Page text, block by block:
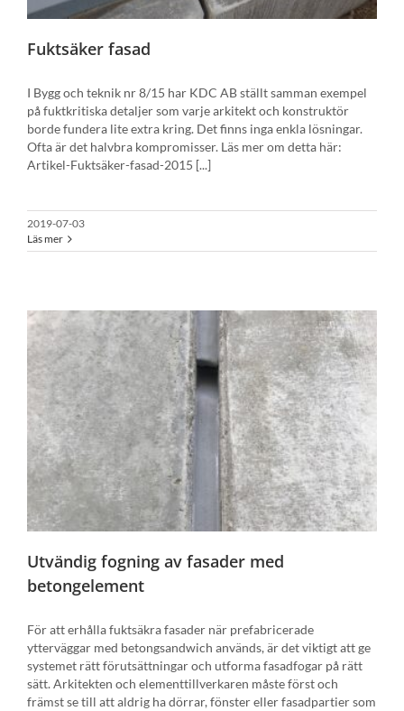
Fuktsäker fasad
I Bygg och teknik nr 8/15 har KDC AB ställt samman exempel
på fuktkritiska detaljer som varje arkitekt och konstruktör
borde fundera lite extra kring. Det finns inga enkla lösningar.
Ofta är det halvbra kompromisser. Läs mer om detta här:
Artikel-Fuktsäker-fasad-2015 [...]
2019-07-03
Läs mer
Utvändig fogning av fasader med
betongelement
För att erhålla fuktsäkra fasader när prefabricerade
ytterväggar med betongsandwich används, är det viktigt att ge
systemet rätt förutsättningar och utforma fasadfogar på rätt
sätt. Arkitekten och elementtillverkaren måste först och
främst se till att aldrig ha dörrar, fönster eller fasadpartier som